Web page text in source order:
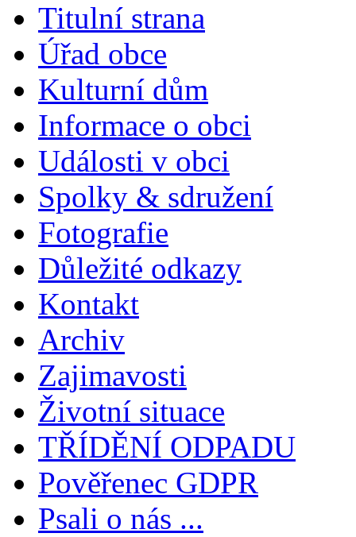
Titulní strana
Úřad obce
Kulturní dům
Informace o obci
Události v obci
Spolky & sdružení
Fotografie
Důležité odkazy
Kontakt
Archiv
Zajimavosti
Životní situace
TŘÍDĚNÍ ODPADU
Pověřenec GDPR
Psali o nás ...